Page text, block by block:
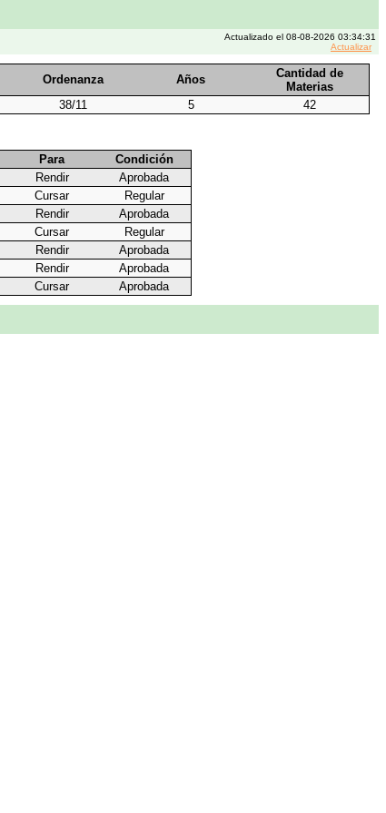
Actualizado el 08-08-2026 03:34:31
Actualizar
Ordenanza Años
Cantidad de
Materias
38/11 5
42
Para
Condición
Rendir
Aprobada
Cursar
Regular
Rendir
Aprobada
Cursar
Regular
Rendir
Aprobada
Rendir
Aprobada
Cursar Aprobada